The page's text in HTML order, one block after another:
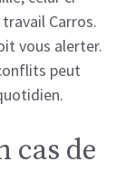
Carros.
vous alerter.
peut
cas de